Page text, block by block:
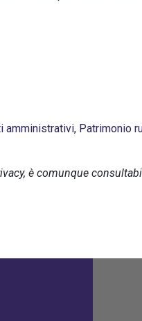
amministrativi, Patrimonio
è comunque